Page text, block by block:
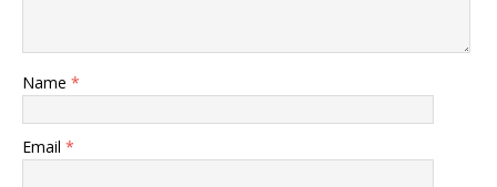
Name *
Email *